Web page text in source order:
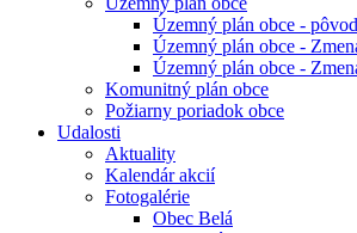
Územný plán obce -
Územný plán obce -
Územný plán obce -
Komunitný plán obce
Požiarny poriadok obce
Udalosti
Aktuality
Kalendár akcií
Fotogalérie
Obec Belá